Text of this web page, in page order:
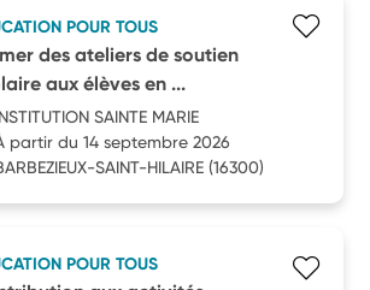
POUR TOUS
des ateliers de soutien
aux élèves en ...
SAINTE MARIE
partir du 14 septembre 2026
SAINT-HILAIRE (16300)
POUR TOUS